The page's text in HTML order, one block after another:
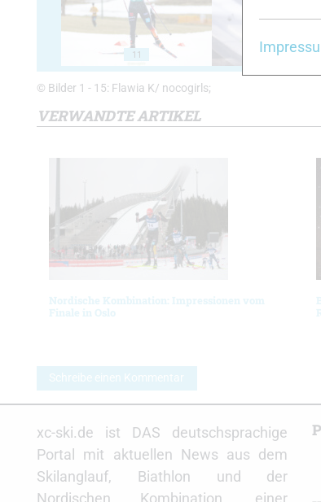
11 12
© Bilder 1 - 15: Flawia K/ nocogirls;
VERWANDTE ARTIKEL
Nordische Kombination: Impressionen vom
Finale in Oslo
Schreibe einen Kommentar
xc-ski.de ist DAS deutschsprachige
Portal mit aktuellen News aus dem
Skilanglauf, Biathlon und der
Nordischen Kombination, einer